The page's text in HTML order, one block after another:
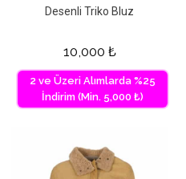
Desenli Triko Bluz
10,000 ₺
2 ve Üzeri Alımlarda %25
İndirim (Min. 5,000 ₺)